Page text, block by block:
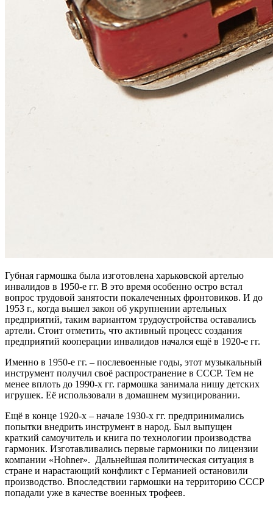
Губная гармошка была изготовлена харьковской артелью
инвалидов в 1950-е гг. В это время особенно остро встал
вопрос трудовой занятости покалеченных фронтовиков. И до
1953 г., когда вышел закон об укрупнении артельных
предприятий, таким вариантом трудоустройства оставались
артели. Стоит отметить, что активный процесс создания
предприятий кооперации инвалидов начался ещё в 1920-е гг.
Именно в 1950-е гг. – послевоенные годы, этот музыкальный
инструмент получил своё распространение в СССР. Тем не
менее вплоть до 1990-х гг. гармошка занимала нишу детских
игрушек. Её использовали в домашнем музицировании.
Ещё в конце 1920-х – начале 1930-х гг. предпринимались
попытки внедрить инструмент в народ. Был выпущен
краткий самоучитель и книга по технологии производства
гармоник. Изготавливались первые гармоники по лицензии
компании «Hohner». Дальнейшая политическая ситуация в
стране и нарастающий конфликт с Германией остановили
производство. Впоследствии гармошки на территорию СССР
попадали уже в качестве военных трофеев.